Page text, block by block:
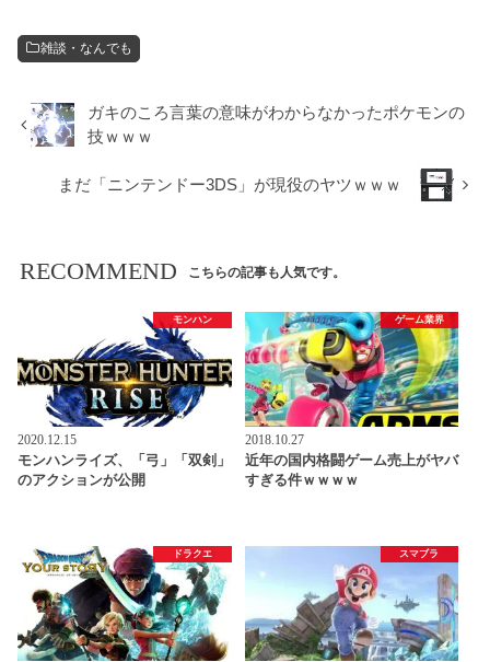
雑談・なんでも
ガキのころ言葉の意味がわからなかったポケモンの
技ｗｗｗ
まだ「ニンテンドー3DS」が現役のヤツｗｗｗ
RECOMMEND こちらの記事も人気です。
モンハン
2020.12.15
モンハンライズ、「弓」「双剣」
のアクションが公開
ゲーム業界
2018.10.27
近年の国内格闘ゲーム売上がヤバ
すぎる件ｗｗｗｗ
ドラクエ スマブラ